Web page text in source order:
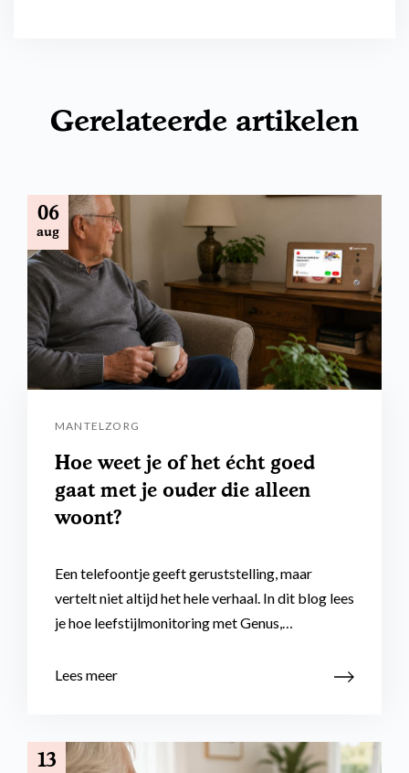
Gerelateerde artikelen
06
aug
MANTELZORG
Hoe weet je of het écht goed
gaat met je ouder die alleen
woont?
Een telefoontje geeft geruststelling, maar
vertelt niet altijd het hele verhaal. In dit blog lees
je hoe leefstijlmonitoring met Genus,…
Lees meer
13